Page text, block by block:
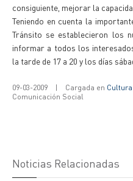
consiguiente, mejorar la
Teniendo en cuenta la
Tránsito se establecieron los
informar a todos los
la tarde de 17 a 20 y los días
09-03-2009 | Cargada en Cultura
Comunicación Social
Noticias Relacionadas